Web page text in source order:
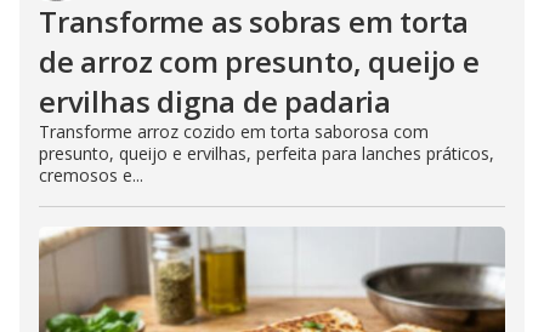
Transforme as sobras em torta
de arroz com presunto, queijo e
ervilhas digna de padaria
Transforme arroz cozido em torta saborosa com
presunto, queijo e ervilhas, perfeita para lanches práticos,
cremosos e...